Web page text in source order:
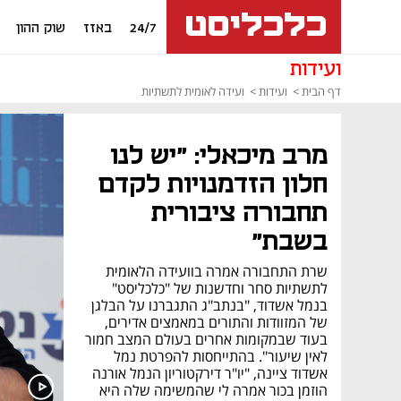
24/7 באזז שוק ההון
ועידות
דף הבית ועידות ועידה לאומית לתשתיות
מרב מיכאלי: "יש לנו
חלון הזדמנויות לקדם
תחבורה ציבורית
בשבת"
שרת התחבורה אמרה בוועידה הלאומית
לתשתיות סחר וחדשנות של "כלכליסט"
בנמל אשדוד, "בנתב"ג התגברנו על הבלגן
של המזוודות והתורים במאמצים אדירים,
בעוד שבמקומות אחרים בעולם המצב חמור
לאין שיעור". בהתייחסות להפרטת נמל
אשדוד ציינה, "יו"ר דירקטוריון הנמל אורנה
הוזמן בכור אמרה לי שהמשימה שלה היא